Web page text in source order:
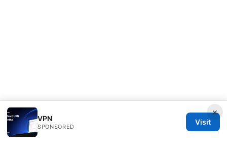
×
VPN
SPONSORED
Visit